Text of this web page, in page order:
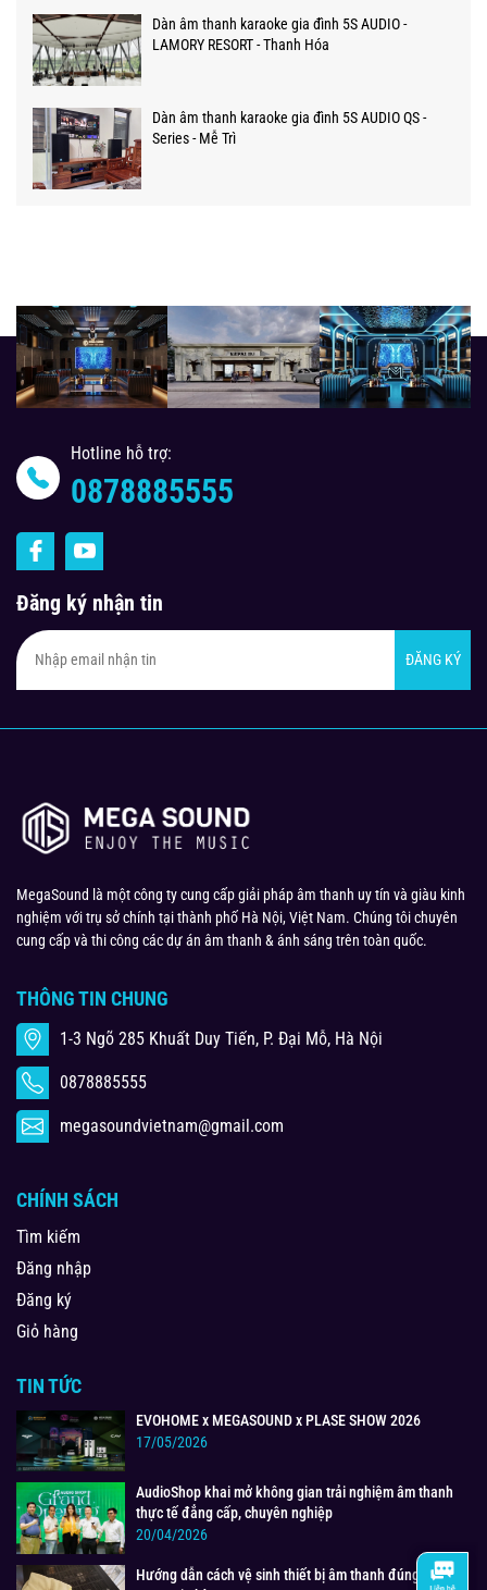
Dàn âm thanh karaoke gia đình 5S AUDIO -
LAMORY RESORT - Thanh Hóa
Dàn âm thanh karaoke gia đình 5S AUDIO QS -
Series - Mễ Trì
Hotline hỗ trợ:
0878885555
Đăng ký nhận tin
ĐĂNG KÝ
MegaSound là một công ty cung cấp giải pháp âm thanh uy tín và giàu kinh
nghiệm với trụ sở chính tại thành phố Hà Nội, Việt Nam. Chúng tôi chuyên
cung cấp và thi công các dự án âm thanh & ánh sáng trên toàn quốc.
THÔNG TIN CHUNG
1-3 Ngõ 285 Khuất Duy Tiến, P. Đại Mỗ, Hà Nội
0878885555
megasoundvietnam@gmail.com
CHÍNH SÁCH
Tìm kiếm
Đăng nhập
Đăng ký
Giỏ hàng
TIN TỨC
EVOHOME x MEGASOUND x PLASE SHOW 2026
17/05/2026
AudioShop khai mở không gian trải nghiệm âm thanh
thực tế đẳng cấp, chuyên nghiệp
20/04/2026
Hướng dẫn cách vệ sinh thiết bị âm thanh đúng cách